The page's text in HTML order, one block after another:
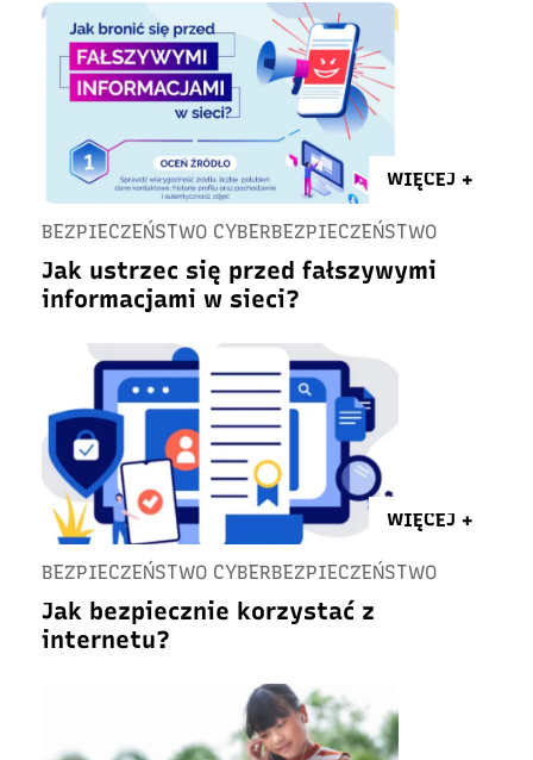
WIĘCEJ +
BEZPIECZEŃSTWO CYBERBEZPIECZEŃSTWO
Jak ustrzec się przed fałszywymi
informacjami w sieci?
WIĘCEJ +
BEZPIECZEŃSTWO CYBERBEZPIECZEŃSTWO
Jak bezpiecznie korzystać z
internetu?